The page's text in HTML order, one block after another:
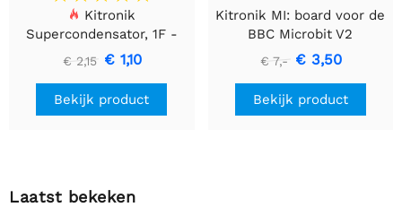
Kitronik
Supercondensator, 1F -
5.5V - 1 stuk
€ 2,15 € 1,10
Bekijk product
Kitronik MI: board voor de
BBC Microbit V2
€ 7,- € 3,50
Bekijk product
Laatst bekeken